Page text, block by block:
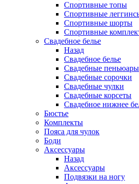
Спортивные топы
Спортивные
Спортивные шорты
Спортивные
Свадебное белье
Назад
Свадебное белье
Свадебные пеньюары
Свадебные сорочки
Свадебные чулки
Свадебные корсеты
Свадебное нижнее
Бюстье
Комплекты
Пояса для чулок
Боди
Аксессуары
Назад
Аксессуары
Подвязки на ногу